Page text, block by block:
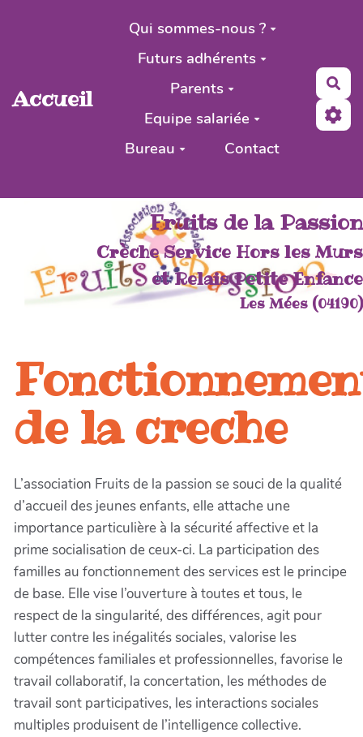
Aller au contenu principal
Accueil
Qui sommes-nous ?
Futurs adhérents
Parents
Equipe salariée
Bureau
Contact
Fruits de la Passion
Crèche Service Hors les Murs
et Relais Petite Enfance
Les Mées (04190)
de la creche
L’association Fruits de la passion se souci de la qualité
d’accueil des jeunes enfants, elle attache une
importance particulière à la sécurité affective et la
prime socialisation de ceux-ci. La participation des
familles au fonctionnement des services est le principe
de base. Elle vise l’ouverture à toutes et tous, le
respect de la singularité, des différences, agit pour
lutter contre les inégalités sociales, valorise les
compétences familiales et professionnelles, favorise le
travail collaboratif, la concertation, les méthodes de
travail sont participatives, les interactions sociales
multiples produisent de l’intelligence collective.